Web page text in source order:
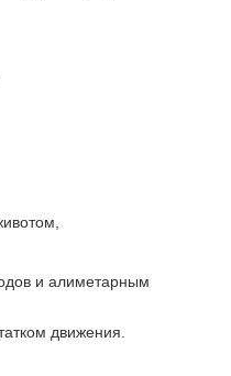
и алиметарным
движения.